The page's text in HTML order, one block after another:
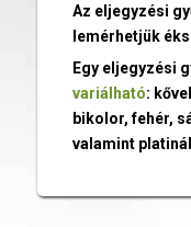
Az eljegyzési
lemérhetjük
Egy eljegyzési
variálható:
bikolor, fehér,
valamint